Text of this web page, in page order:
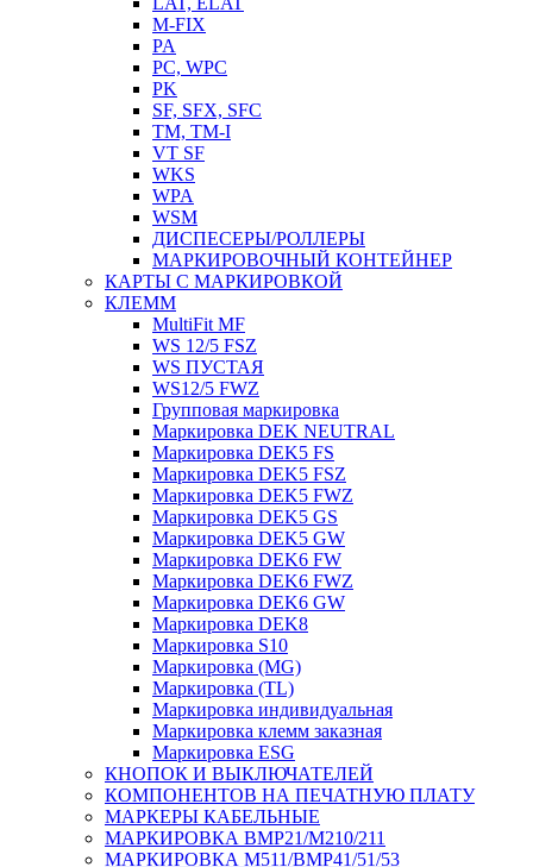
M-FIX
PA
PC, WРС
PK
SF, SFX, SFC
TM, TM-I
VT SF
WKS
WPA
WSM
ДИСПЕСЕРЫ/РОЛЛЕРЫ
МАРКИРОВОЧНЫЙ КОНТЕЙНЕР
КАРТЫ С МАРКИРОВКОЙ
КЛЕММ
MultiFit MF
WS 12/5 FSZ
WS ПУСТАЯ
WS12/5 FWZ
Групповая маркировка
Маркировка DEK NEUTRAL
Маркировка DEK5 FS
Маркировка DEK5 FSZ
Маркировка DEK5 FWZ
Маркировка DEK5 GS
Маркировка DEK5 GW
Маркировка DEK6 FW
Маркировка DEK6 FWZ
Маркировка DEK6 GW
Маркировка DEK8
Маркировка S10
Маркировка (MG)
Маркировка (TL)
Маркировка индивидуальная
Маркировка клемм заказная
Маркировка ESG
КНОПОК И ВЫКЛЮЧАТЕЛЕЙ
КОМПОНЕНТОВ НА ПЕЧАТНУЮ ПЛАТУ
МАРКЕРЫ КАБЕЛЬНЫЕ
МАРКИРОВКА BMP21/M210/211
МАРКИРОВКА M511/BMP41/51/53